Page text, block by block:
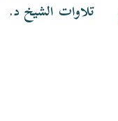
تلاوات الشيخ د.